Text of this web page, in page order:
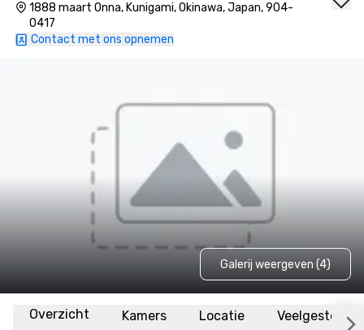
1888 maart Onna, Kunigami, Okinawa, Japan, 904-
0417
Contact met ons opnemen
Galerij weergeven (4)
Overzicht Kamers Locatie Veelgestelde